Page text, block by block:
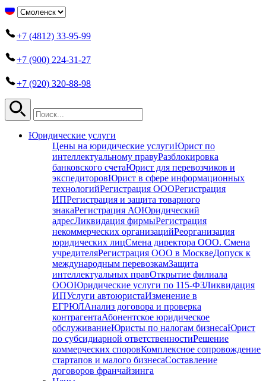
+7 (4812) 33-95-99
+7 (900) 224-31-27
+7 (920) 320-88-98
Юридические услуги
Цены на юридические услугиЮрист по
интеллектуальному правуРазблокировка
банковского счетаЮрист для перевозчиков и
экспедиторовЮрист в сфере информационных
технологийРегистрация ОООРегистрация
ИПРегистрация и защита товарного
знакаРегистрация АОЮридический
адресЛиквидация фирмыРегистрация
некоммерческих организацийРеорганизация
юридических лицСмена директора ООО. Смена
учредителяРегистрация ООО в МосквеДопуск к
международным перевозкамЗащита
интеллектуальных правОткрытие филиала
ОООЮридические услуги по 115-ФЗЛиквидация
ИПУслуги автоюристаИзменение в
ЕГРЮЛАнализ договора и проверка
контрагентаАбонентское юридическое
обслуживаниеЮристы по налогам бизнесаЮрист
по субсидиарной ответственностиРешение
коммерческих споровКомплексное сопровождение
стартапов и малого бизнесаСоставление
договоров франчайзинга